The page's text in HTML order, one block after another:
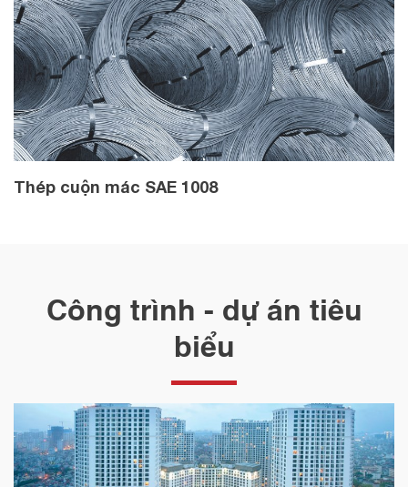
Thép cuộn mác SAE 1008
Công trình - dự án tiêu
biểu